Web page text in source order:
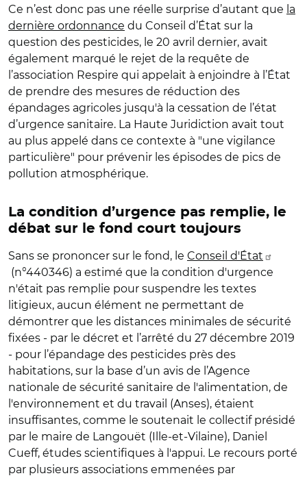
Ce n’est donc pas une réelle surprise d’autant que la
dernière ordonnance du Conseil d’État sur la
question des pesticides, le 20 avril dernier, avait
également marqué le rejet de la requête de
l’association Respire qui appelait à enjoindre à l’État
de prendre des mesures de réduction des
épandages agricoles jusqu'à la cessation de l’état
d’urgence sanitaire. La Haute Juridiction avait tout
au plus appelé dans ce contexte à "une vigilance
particulière" pour prévenir les épisodes de pics de
pollution atmosphérique.
La condition d’urgence pas remplie, le
débat sur le fond court toujours
Sans se prononcer sur le fond, le Conseil d'État
(n°440346) a estimé que la condition d'urgence
n'était pas remplie pour suspendre les textes
litigieux, aucun élément ne permettant de
démontrer que les distances minimales de sécurité
fixées - par le décret et l’arrêté du 27 décembre 2019
- pour l’épandage des pesticides près des
habitations, sur la base d’un avis de l’Agence
nationale de sécurité sanitaire de l'alimentation, de
l'environnement et du travail (Anses), étaient
insuffisantes, comme le soutenait le collectif présidé
par le maire de Langouët (Ille-et-Vilaine), Daniel
Cueff, études scientifiques à l'appui. Le recours porté
par plusieurs associations emmenées par